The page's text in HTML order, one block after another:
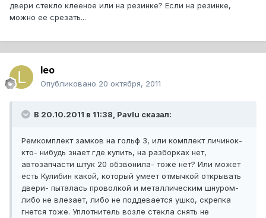
двери стекло клееное или на резинке? Если на резинке,
можно ее срезать...
leo
Опубликовано 20 октября, 2011
В 20.10.2011 в 11:38, Pavlu сказал:
Ремкомплект замков на гольф 3, или комплект личинок-
кто- нибудь знает где купить, на разборках нет,
автозапчасти штук 20 обзвонила- тоже нет? Или может
есть Кулибин какой, который умеет отмычкой открывать
двери- пыталась проволкой и металлическим шнуром-
либо не влезает, либо не поддевается ушко, скрепка
гнется тоже. Уплотнитель возле стекла снять не